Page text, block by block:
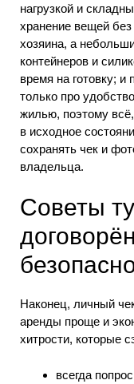
нагрузкой и
хранение вещей
хозяина, а
контейнеров и
время на готовку;
только про
жилью, поэтому
в исходное
сохранять чек и
владельца.
Советы
Наконец, личный
аренды проще и
хитрости, которые
всегда